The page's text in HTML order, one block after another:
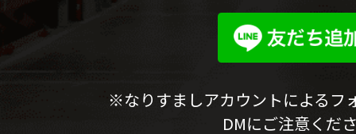
※なりすましアカウントによるフ
DMにご注意くだ